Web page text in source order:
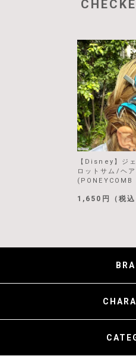
【Disney】ジ
ロットサム/ヘ
(PONEYCOMB
1,650円（税込